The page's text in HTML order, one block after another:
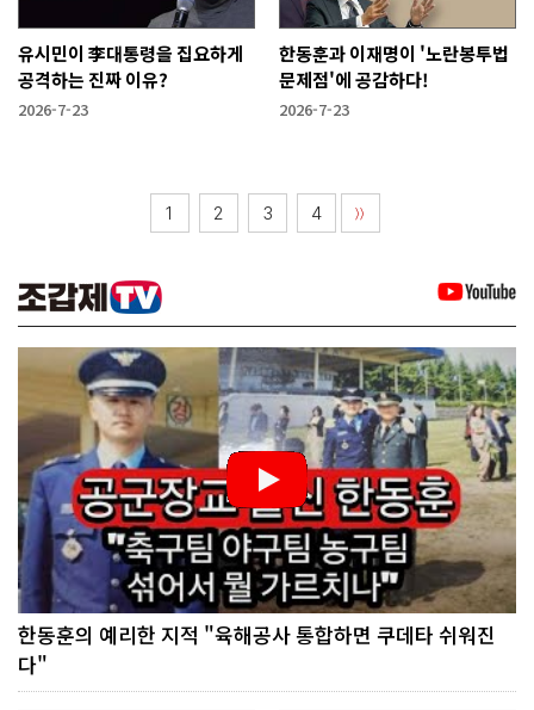
유시민이 李대통령을 집요하게
공격하는 진짜 이유?
2026-7-23
한동훈과 이재명이 '노란봉투법
문제점'에 공감하다!
2026-7-23
1 2 3 4 〉〉
한동훈의 예리한 지적 "육해공사 통합하면 쿠데타 쉬워진
다"